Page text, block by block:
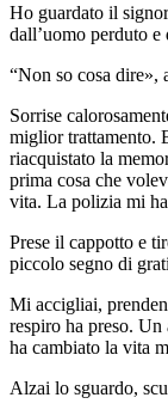
Ho guardato il
dall’uomo perduto
“Non so cosa dire»,
Sorrise
miglior trattamento.
riacquistato la
prima cosa che
vita. La polizia mi
Prese il cappotto e
piccolo segno di
Mi accigliai,
respiro ha preso. Un
ha cambiato la vita
Alzai lo sguardo,